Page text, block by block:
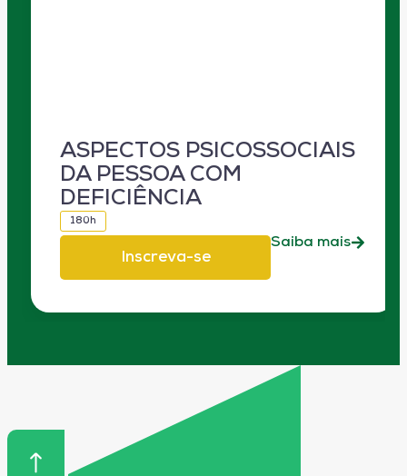
ASPECTOS PSICOSSOCIAIS
DA PESSOA COM
DEFICIÊNCIA
180h
Inscreva-se
Saiba mais